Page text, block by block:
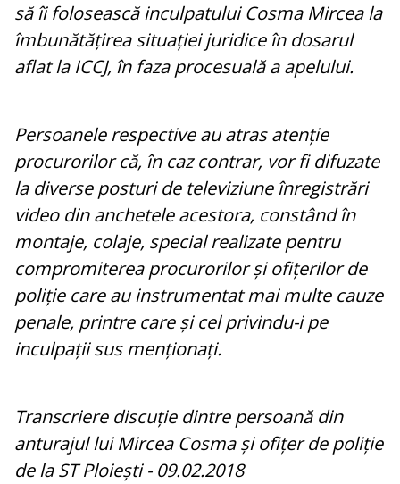
să îi folosească inculpatului Cosma Mircea la
îmbunătățirea situației juridice în dosarul
aflat la ICCJ, în faza procesuală a apelului.
Persoanele respective au atras atenție
procurorilor că, în caz contrar, vor fi difuzate
la diverse posturi de televiziune înregistrări
video din anchetele acestora, constând în
montaje, colaje, special realizate pentru
compromiterea procurorilor și ofițerilor de
poliție care au instrumentat mai multe cauze
penale, printre care și cel privindu-i pe
inculpații sus menționați.
Transcriere discuție dintre persoană din
anturajul lui Mircea Cosma și ofițer de poliție
de la ST Ploiești - 09.02.2018